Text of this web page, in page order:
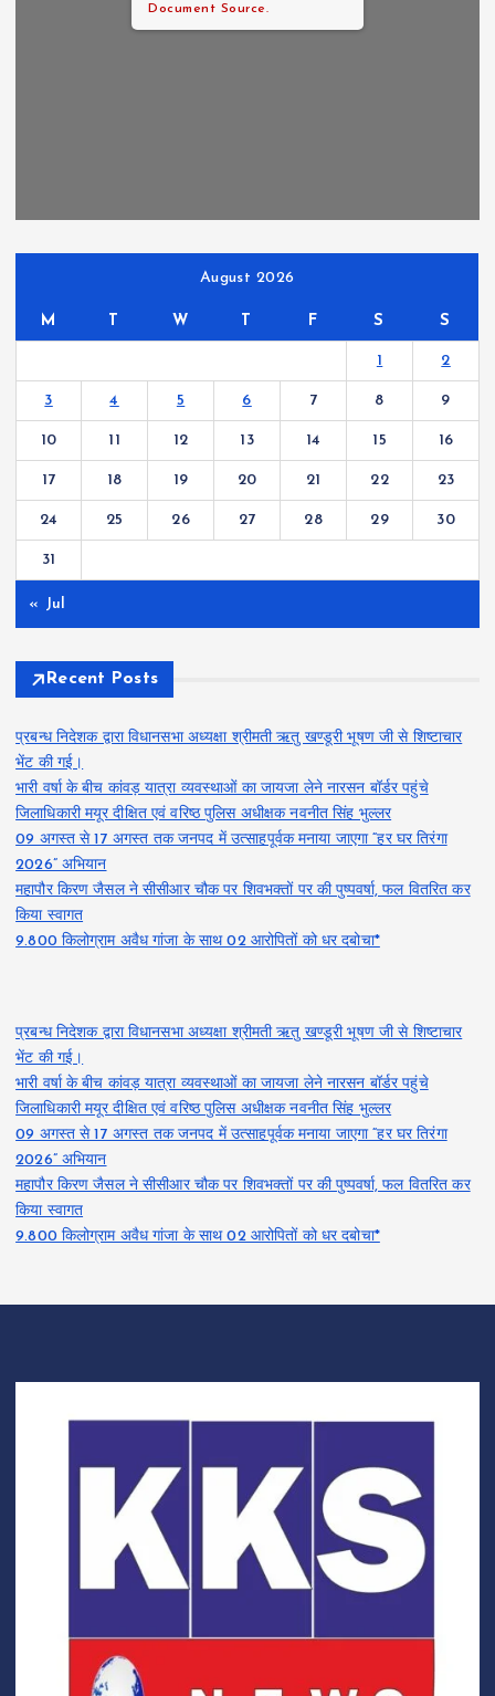
Document Source.
August 2026
M T W T F S S
1 2
3 4 5 6 7 8 9
10 11 12 13 14 15 16
17 18 19 20 21 22 23
24 25 26 27 28 29 30
31
« Jul
Recent Posts
प्रबन्ध निदेशक द्वारा विधानसभा अध्यक्षा श्रीमती ऋतु खण्डूरी भूषण जी से शिष्टाचार
भेंट की गई।
भारी वर्षा के बीच कांवड़ यात्रा व्यवस्थाओं का जायजा लेने नारसन बॉर्डर पहुंचे
जिलाधिकारी मयूर दीक्षित एवं वरिष्ठ पुलिस अधीक्षक नवनीत सिंह भुल्लर
09 अगस्त से 17 अगस्त तक जनपद में उत्साहपूर्वक मनाया जाएगा “हर घर तिरंगा
2026” अभियान
महापौर किरण जैसल ने सीसीआर चौक पर शिवभक्तों पर की पुष्पवर्षा, फल वितरित कर
किया स्वागत
9.800 किलोग्राम अवैध गांजा के साथ 02 आरोपितों को धर दबोचा*
प्रबन्ध निदेशक द्वारा विधानसभा अध्यक्षा श्रीमती ऋतु खण्डूरी भूषण जी से शिष्टाचार
भेंट की गई।
भारी वर्षा के बीच कांवड़ यात्रा व्यवस्थाओं का जायजा लेने नारसन बॉर्डर पहुंचे
जिलाधिकारी मयूर दीक्षित एवं वरिष्ठ पुलिस अधीक्षक नवनीत सिंह भुल्लर
09 अगस्त से 17 अगस्त तक जनपद में उत्साहपूर्वक मनाया जाएगा “हर घर तिरंगा
2026” अभियान
महापौर किरण जैसल ने सीसीआर चौक पर शिवभक्तों पर की पुष्पवर्षा, फल वितरित कर
किया स्वागत
9.800 किलोग्राम अवैध गांजा के साथ 02 आरोपितों को धर दबोचा*